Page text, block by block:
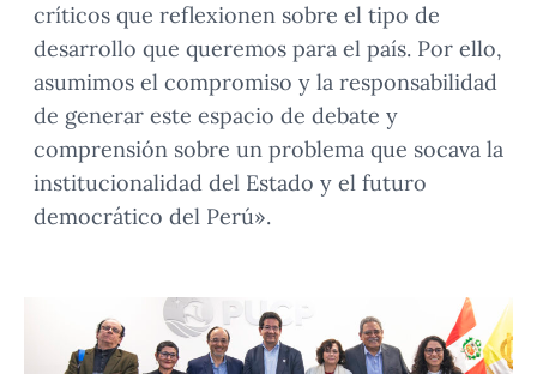
críticos que reflexionen sobre el tipo de
desarrollo que queremos para el país. Por ello,
asumimos el compromiso y la responsabilidad
de generar este espacio de debate y
comprensión sobre un problema que socava la
institucionalidad del Estado y el futuro
democrático del Perú».